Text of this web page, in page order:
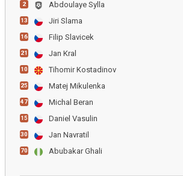
2 Abdoulaye Sylla
13 Jiri Slama
16 Filip Slavicek
21 Jan Kral
10 Tihomir Kostadinov
25 Matej Mikulenka
47 Michal Beran
15 Daniel Vasulin
30 Jan Navratil
70 Abubakar Ghali